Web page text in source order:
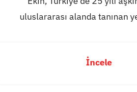
uluslararası alanda tanınan
İncele